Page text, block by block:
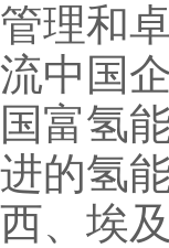
管理和
流中国
国富氢
进的氢
西、埃